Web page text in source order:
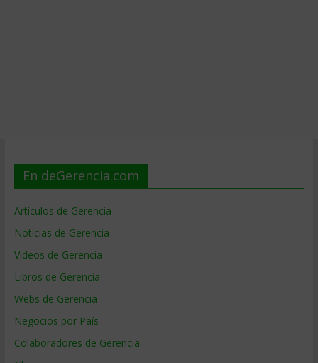
En deGerencia.com
Artículos de Gerencia
Noticias de Gerencia
Videos de Gerencia
Libros de Gerencia
Webs de Gerencia
Negocios por País
Colaboradores de Gerencia